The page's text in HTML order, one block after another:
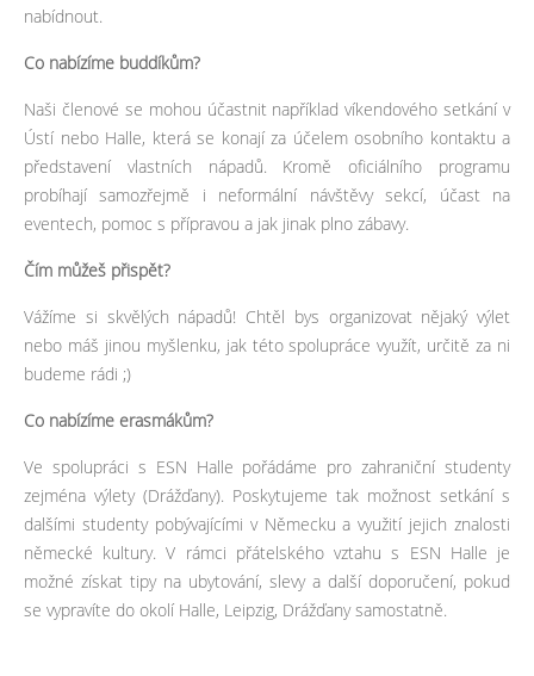
nabídnout.
Co nabízíme buddíkům?
Naši členové se mohou účastnit například víkendového setkání v
Ústí nebo Halle, která se konají za účelem osobního kontaktu a
představení vlastních nápadů. Kromě oficiálního programu
probíhají samozřejmě i neformální návštěvy sekcí, účast na
eventech, pomoc s přípravou a jak jinak plno zábavy.
Čím můžeš přispět?
Vážíme si skvělých nápadů! Chtěl bys organizovat nějaký výlet
nebo máš jinou myšlenku, jak této spolupráce využít, určitě za ni
budeme rádi ;)
Co nabízíme erasmákům?
Ve spolupráci s ESN Halle pořádáme pro zahraniční studenty
zejména výlety (Drážďany). Poskytujeme tak možnost setkání s
dalšími studenty pobývajícími v Německu a využití jejich znalosti
německé kultury. V rámci přátelského vztahu s ESN Halle je
možné získat tipy na ubytování, slevy a další doporučení, pokud
se vypravíte do okolí Halle, Leipzig, Drážďany samostatně.